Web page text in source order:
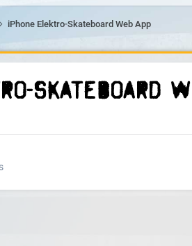
iPhone Elektro-Skateboard Web App
Skateboard